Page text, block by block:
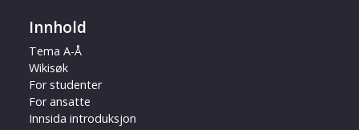
Innhold
Tema A-Å
Wikisøk
For studenter
For ansatte
Innsida introduksjon